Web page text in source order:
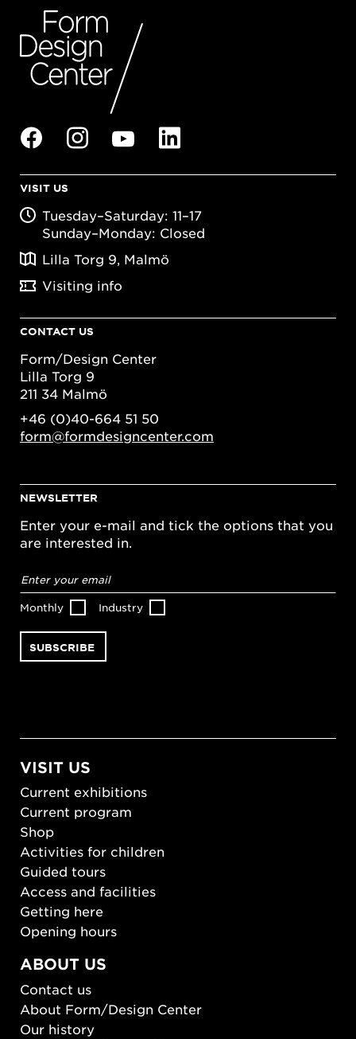
VISIT US
Tuesday–Saturday: 11–17
Sunday–Monday: Closed
Lilla Torg 9, Malmö
Visiting info
CONTACT US
Form/Design Center
Lilla Torg 9
211 34 Malmö
+46 (0)40-664 51 50
form@formdesigncenter.com
NEWSLETTER
Enter your e-mail and tick the options that you
are interested in.
address*
Monthly Industry
VISIT US
Current exhibitions
Current program
Shop
Activities for children
Guided tours
Access and facilities
Getting here
Opening hours
ABOUT US
Contact us
About Form/Design Center
Our history